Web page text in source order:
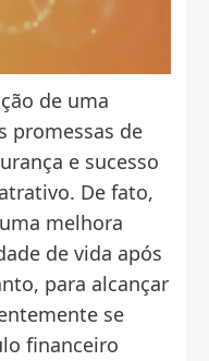
de uma
promessas de
e sucesso
De fato,
melhora
de vida após
para alcançar
se
financeiro